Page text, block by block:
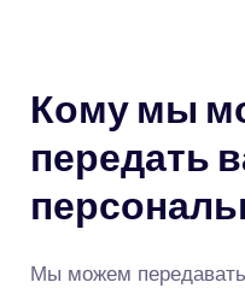
Кому мы
передать
Мы можем